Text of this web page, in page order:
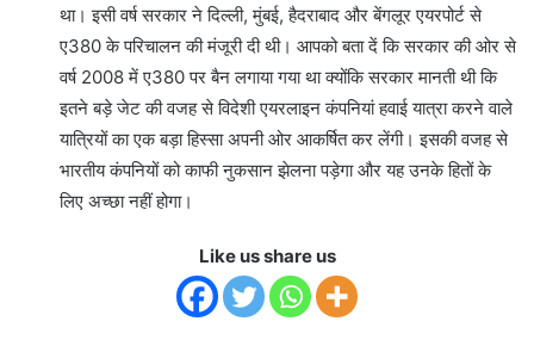
था। इसी वर्ष सरकार ने दिल्‍ली, मुंबई, हैदराबाद और बेंगलूर एयरपोर्ट से
ए380 के परिचालन की मंजूरी दी थी। आपको बता दें कि सरकार की ओर से
वर्ष 2008 में ए380 पर बैन लगाया गया था क्‍योंकि सरकार मानती थी कि
इतने बड़े जेट की वजह से विदेशी एयरलाइन कंपनियां हवाई यात्रा करने वाले
यात्रियों का एक बड़ा हिस्‍सा अपनी ओर आकर्षित कर लेंगी। इसकी वजह से
भारतीय कंपनियों को काफी नुकसान झेलना पड़ेगा और यह उनके हितों के
लिए अच्‍छा नहीं होगा।
Like us share us